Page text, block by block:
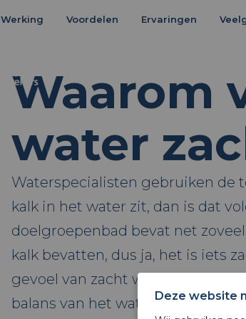
Werking Voordelen Ervaringen
Waarom
water
Waterspecialisten gebruiken de
kalk in het water zit, dan is dat
doelgroepenbad bevat net
kalk bevatten, dus ja, het is iets
gevoel van zacht water bij de
balans van het water. Bij een
Deze website